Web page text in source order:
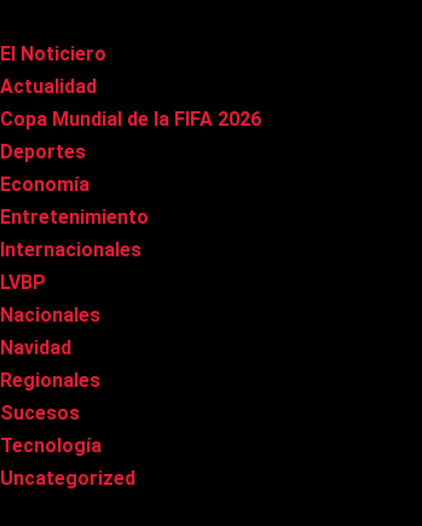
El Noticiero
Actualidad
Copa Mundial de la FIFA 2026
Deportes
Economía
Entretenimiento
Internacionales
LVBP
Nacionales
Navidad
Regionales
Sucesos
Tecnología
Uncategorized